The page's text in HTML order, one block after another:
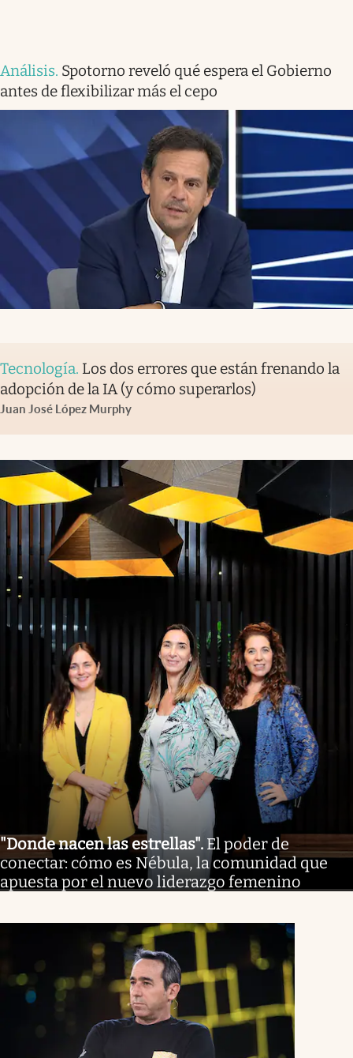
Análisis. Spotorno reveló qué espera el Gobierno
antes de flexibilizar más el cepo
Tecnología. Los dos errores que están frenando la
adopción de la IA (y cómo superarlos)
Juan José López Murphy
"Donde nacen las estrellas". El poder de
conectar: cómo es Nébula, la comunidad que
apuesta por el nuevo liderazgo femenino